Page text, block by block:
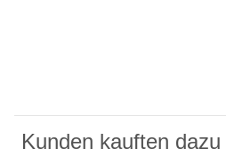
Kunden kauften